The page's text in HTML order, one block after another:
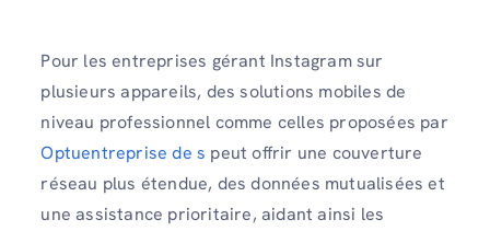
Pour les entreprises gérant Instagram sur
plusieurs appareils, des solutions mobiles de
niveau professionnel comme celles proposées par
Optuentreprise de s peut offrir une couverture
réseau plus étendue, des données mutualisées et
une assistance prioritaire, aidant ainsi les